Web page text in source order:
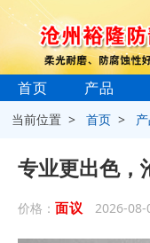
首页 产品
当前位置 >首页 >
专业更出色，
价格： 面议 2026-